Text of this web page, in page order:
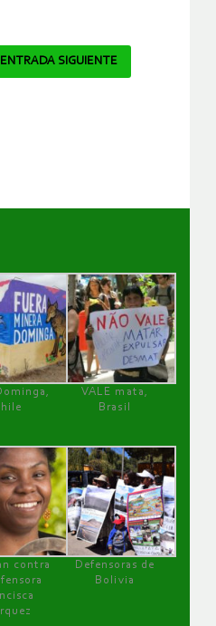
ENTRADA SIGUIENTE
VALE mata,
Brasil
contra
Defensoras de
Bolivia